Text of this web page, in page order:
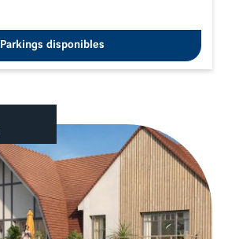
Parkings disponibles